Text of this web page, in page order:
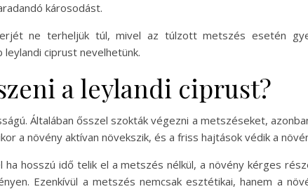
károsodást.
ne terheljük túl, mivel az túlzott metszés esetén
ciprust nevelhetünk.
a leylandi ciprust?
Általában ősszel szokták végezni a metszéseket,
a növény aktívan növekszik, és a friss hajtások védik a
hosszú idő telik el a metszés nélkül, a növény kérges
Ezenkívül a metszés nemcsak esztétikai, hanem a